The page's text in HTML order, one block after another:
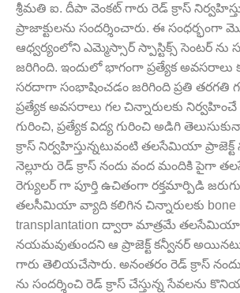
శ్రీమతి ఐ. దీపా వెంకట్ గారు రెడ్ క్రాస్
ప్రాజాక్టులను సందర్శించారు. ఈ సంధర్భంగా
ఆధ్వర్యంలోని ఎమ్మెస్సార్ స్పాస్టిక్స్ సెంటర్ ను
జరిగింది. ఇందులో భాగంగా ప్రత్యేక అవసరాలు
సరదాగా సంభాషించడం జరిగింది ప్రతి తరగతి
ప్రత్యేక అవసరాలు గల చిన్నారులకు
గురించి, ప్రత్యేక విద్య గురించి అడిగి
క్రాస్ నిర్వహిస్తున్నటువంటి తలసేమియా ప్రాజెక్ట్
నెల్లూరు రెడ్ క్రాస్ నందు వంద మందికి పైగా
రెగ్యులర్ గా పూర్తి ఉచితంగా రక్తమార్పిడి
తలసీమియా వ్యాది కలిగిన చిన్నారులకు bone
transplantation ద్వారా మాత్రమే తలసేమియా
నయమవుతుందని ఆ ప్రాజెక్ట్ కన్వీనర్
గారు తెలియచేసారు. అనంతరం రెడ్ క్రాస్ నందు
ను సందర్శించి రెడ్ క్రాస్ చేస్తున్న సేవలను